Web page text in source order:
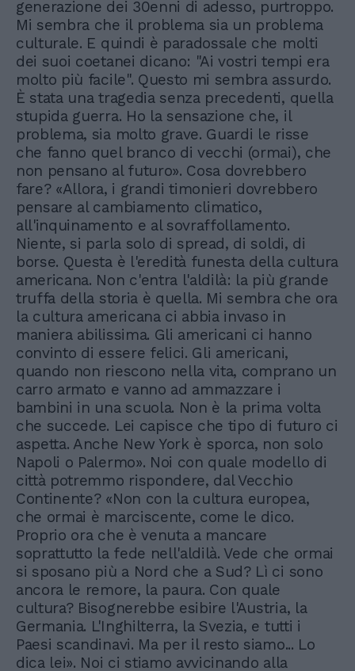
generazione dei 30enni di adesso, purtroppo.
Mi sembra che il problema sia un problema
culturale. E quindi è paradossale che molti
dei suoi coetanei dicano: "Ai vostri tempi era
molto più facile". Questo mi sembra assurdo.
È stata una tragedia senza precedenti, quella
stupida guerra. Ho la sensazione che, il
problema, sia molto grave. Guardi le risse
che fanno quel branco di vecchi (ormai), che
non pensano al futuro». Cosa dovrebbero
fare? «Allora, i grandi timonieri dovrebbero
pensare al cambiamento climatico,
all'inquinamento e al sovraffollamento.
Niente, si parla solo di spread, di soldi, di
borse. Questa è l'eredità funesta della cultura
americana. Non c'entra l'aldilà: la più grande
truffa della storia è quella. Mi sembra che ora
la cultura americana ci abbia invaso in
maniera abilissima. Gli americani ci hanno
convinto di essere felici. Gli americani,
quando non riescono nella vita, comprano un
carro armato e vanno ad ammazzare i
bambini in una scuola. Non è la prima volta
che succede. Lei capisce che tipo di futuro ci
aspetta. Anche New York è sporca, non solo
Napoli o Palermo». Noi con quale modello di
città potremmo rispondere, dal Vecchio
Continente? «Non con la cultura europea,
che ormai è marciscente, come le dico.
Proprio ora che è venuta a mancare
soprattutto la fede nell'aldilà. Vede che ormai
si sposano più a Nord che a Sud? Lì ci sono
ancora le remore, la paura. Con quale
cultura? Bisognerebbe esibire l'Austria, la
Germania. L'Inghilterra, la Svezia, e tutti i
Paesi scandinavi. Ma per il resto siamo... Lo
dica lei». Noi ci stiamo avvicinando alla